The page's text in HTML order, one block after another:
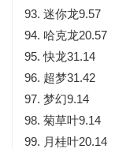
93. 迷你龙9.57
94. 哈克龙20.57
95. 快龙31.14
96. 超梦31.42
97. 梦幻9.14
98. 菊草叶9.14
99. 月桂叶20.14